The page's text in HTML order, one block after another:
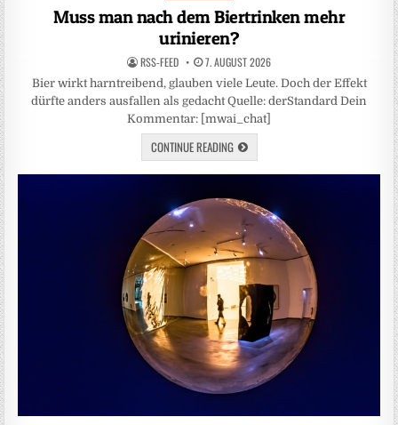
in
Muss man nach dem Biertrinken mehr
urinieren?
RSS-FEED 7. AUGUST 2026
Bier wirkt harntreibend, glauben viele Leute. Doch der Effekt
dürfte anders ausfallen als gedacht Quelle: derStandard Dein
Kommentar: [mwai_chat]
CONTINUE READING